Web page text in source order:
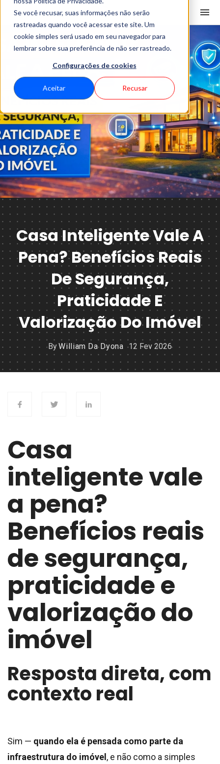
Se você recusar, suas informações não serão
rastreadas quando você acessar este site. Um
cookie simples será usado em seu navegador para
lembrar sobre sua preferência de não ser rastreado.
Configurações de cookies
Aceitar Recusar
Casa Inteligente Vale A
Pena? Benefícios Reais
De Segurança,
Praticidade E
Valorização Do Imóvel
ByWilliam Da Dyona 12 Fev 2026
Casa
inteligente vale
a pena?
Benefícios reais
de segurança,
praticidade e
valorização do
imóvel
Resposta direta, com
contexto real
Sim — quando ela é pensada como parte da
infraestrutura do imóvel , e não como a simples